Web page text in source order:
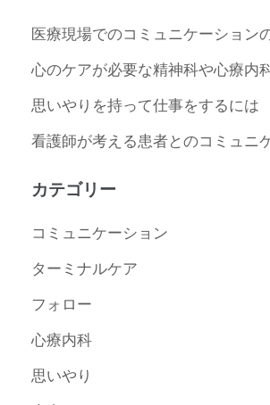
医療現場でのコミュニケーション
心のケアが必要な精神科や心療内
思いやりを持って仕事をするには
看護師が考える患者とのコミュニ
カテゴリー
コミュニケーション
ターミナルケア
フォロー
心療内科
思いやり